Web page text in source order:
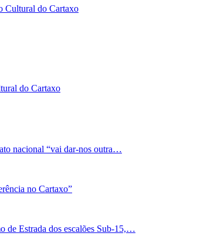
Cultural do Cartaxo
do Cartaxo
nacional “vai dar-nos outra…
no Cartaxo”
de Estrada dos escalões Sub-15,…